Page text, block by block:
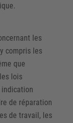
les
compris les
que
lois
indication
de réparation
de travail, les